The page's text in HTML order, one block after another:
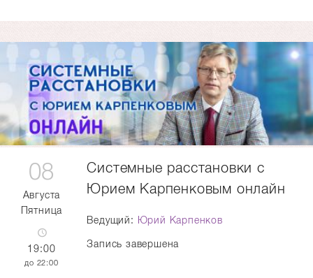
08
Августа
Пятница
19:00
22:00
Системные расстановки с
Юрием Карпенковым онлайн
Ведущий: Юрий Карпенков
Запись завершена